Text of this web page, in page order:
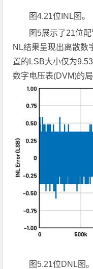
图4.21位 INL 图。
图5展示了21位
NL结果呈现出离散数
置的LSB大小仅为
数字电压表(DVM)的局
图 5.21位DNL 图。